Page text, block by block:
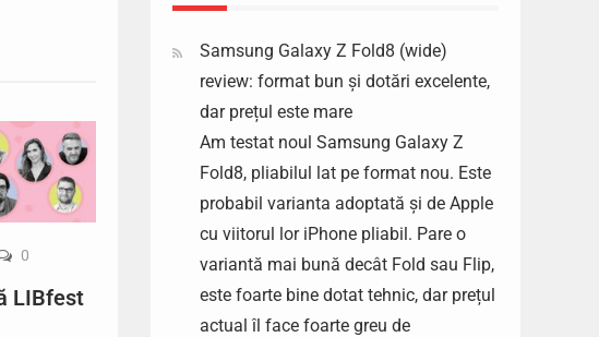
0
LIBfest
Samsung Galaxy Z Fold8 (wide)
review: format bun și dotări excelente,
dar prețul este mare
Am testat noul Samsung Galaxy Z
Fold8, pliabilul lat pe format nou. Este
probabil varianta adoptată și de Apple
cu viitorul lor iPhone pliabil. Pare o
variantă mai bună decât Fold sau Flip,
este foarte bine dotat tehnic, dar prețul
actual îl face foarte greu de